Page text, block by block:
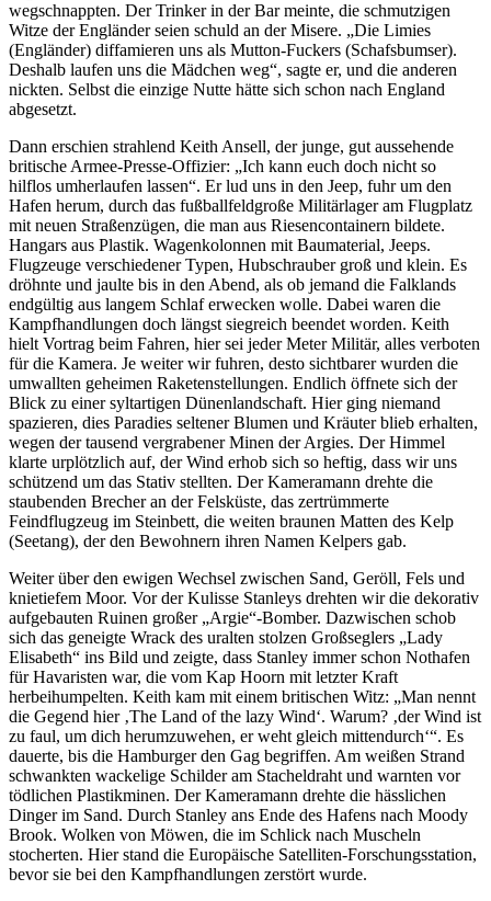
wegschnappten. Der Trinker in der Bar meinte, die schmutzigen
Witze der Engländer seien schuld an der Misere.
Die Limies
(Engländer) diffamieren uns als Mutton-Fuckers (Schafsbumser).
Deshalb laufen uns die Mädchen weg , sagte er, und die anderen
nickten. Selbst die einzige Nutte hätte sich schon nach England
abgesetzt.
Dann erschien strahlend Keith Ansell, der junge, gut aussehende
britische Armee-Presse-Offizier:
Ich kann euch doch nicht so
hilflos umherlaufen lassen . Er lud uns in den Jeep, fuhr um den
Hafen herum, durch das fußballfeldgroße Militärlager am Flugplatz
mit neuen Straßenzügen, die man aus Riesencontainern bildete.
Hangars aus Plastik. Wagenkolonnen mit Baumaterial, Jeeps.
Flugzeuge verschiedener Typen, Hubschrauber groß und klein. Es
dröhnte und jaulte bis in den Abend, als ob jemand die Falklands
endgültig aus langem Schlaf erwecken wolle. Dabei waren die
Kampfhandlungen doch längst siegreich beendet worden. Keith
hielt Vortrag beim Fahren, hier sei jeder Meter Militär, alles verboten
für die Kamera. Je weiter wir fuhren, desto sichtbarer wurden die
umwallten geheimen Raketenstellungen. Endlich öffnete sich der
Blick zu einer syltartigen Dünenlandschaft. Hier ging niemand
spazieren, dies Paradies seltener Blumen und Kräuter blieb erhalten,
wegen der tausend vergrabener Minen der Argies. Der Himmel
klarte urplötzlich auf, der Wind erhob sich so heftig, dass wir uns
schützend um das Stativ stellten. Der Kameramann drehte die
staubenden Brecher an der Felsküste, das zertrümmerte
Feindflugzeug im Steinbett, die weiten braunen Matten des Kelp
(Seetang), der den Bewohnern ihren Namen Kelpers gab.
Weiter über den ewigen Wechsel zwischen Sand, Geröll, Fels und
knietiefem Moor. Vor der Kulisse Stanleys drehten wir die dekorativ
aufgebauten Ruinen großer
Argie -Bomber. Dazwischen schob
sich das geneigte Wrack des uralten stolzen Großseglers
Lady
Elisabeth
ins Bild und zeigte, dass Stanley immer schon Nothafen
für Havaristen war, die vom Kap Hoorn mit letzter Kraft
herbeihumpelten. Keith kam mit einem britischen Witz:
Man nennt
die Gegend hier The Land of the lazy Wind . Warum? der Wind ist
zu faul, um dich herumzuwehen, er weht gleich mittendurch
. Es
dauerte, bis die Hamburger den Gag begriffen. Am weißen Strand
schwankten wackelige Schilder am Stacheldraht und warnten vor
tödlichen Plastikminen. Der Kameramann drehte die hässlichen
Dinger im Sand. Durch Stanley ans Ende des Hafens nach Moody
Brook. Wolken von Möwen, die im Schlick nach Muscheln
stocherten. Hier stand die Europäische Satelliten-Forschungsstation,
bevor sie bei den Kampfhandlungen zerstört wurde.